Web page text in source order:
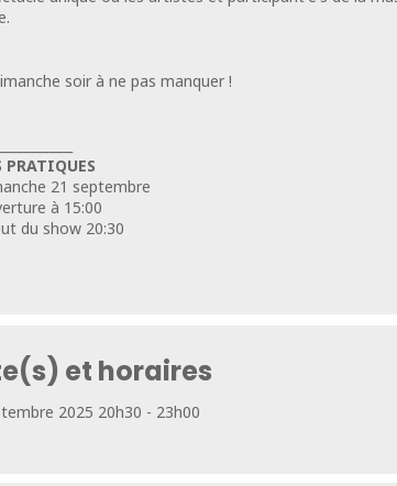
soir à ne pas manquer !
PRATIQUES
21 septembre
à 15:00
du show 20:30
et horaires
2025 20h30 - 23h00